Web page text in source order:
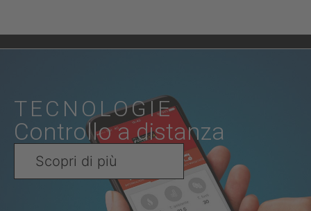
TECNOLOGIE
Controllo a distanza
Scopri di più